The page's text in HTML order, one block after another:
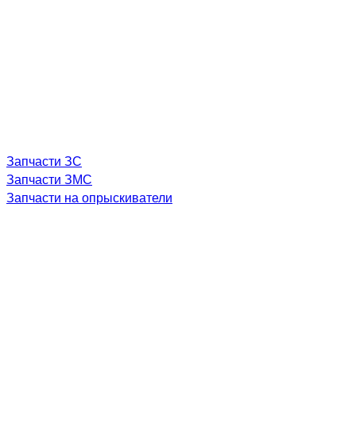
Запчасти ЗС
Запчасти ЗМС
Запчасти на опрыскиватели